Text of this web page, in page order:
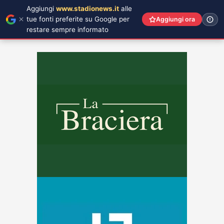
Aggiungi www.stadionews.it alle
tue fonti preferite su Google per
restare sempre informato
Aggiungi ora